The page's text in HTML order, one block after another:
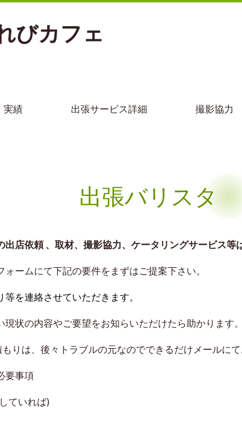
びカフェ
実績 出張サービス詳細 撮影協力
出張バリスタ
店依頼 、取材、撮影協力、ケータリングサービス等
ムにて下記の要件をまずはご提案下さい。
を連絡させていただきます。
の内容やご要望をお知らいただけたら助かります。
は、後々トラブルの元なのでできるだけメールにて
事項
いれば)